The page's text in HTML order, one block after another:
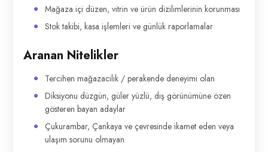
Mağaza içi düzen, vitrin ve ürün dizilimlerinin korunması
Stok takibi, kasa işlemleri ve günlük raporlamalar
Aranan Nitelikler
Tercihen mağazacılık / perakende deneyimi olan
Diksiyonu düzgün, güler yüzlü, dış görünümüne özen
gösteren bayan adaylar
Çukurambar, Çankaya ve çevresinde ikamet eden veya
ulaşım sorunu olmayan